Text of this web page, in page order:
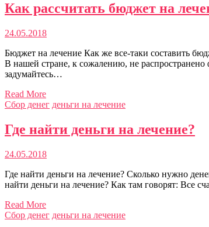
Как рассчитать бюджет на
24.05.2018
Бюджет на лечение Как же все-таки составить
В нашей стране, к сожалению, не распространено
задумайтесь…
Read More
Сбор денег деньги на лечение
Где найти деньги на лечение?
24.05.2018
Где найти деньги на лечение? Сколько нужно
найти деньги на лечение? Как там говорят: Все
Read More
Сбор денег деньги на лечение